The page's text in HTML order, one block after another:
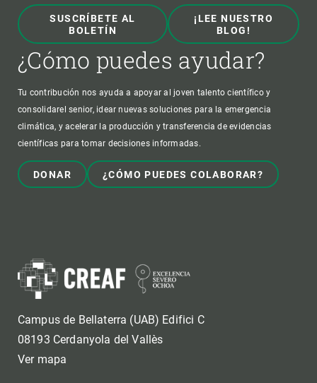
SUSCRÍBETE AL
BOLETÍN
¡LEE NUESTRO
BLOG!
¿Cómo puedes ayudar?
Tu contribución nos ayuda a apoyar al joven talento científico y
consolidarel senior, idear nuevas soluciones para la emergencia
climática, y acelerar la producción y transferencia de evidencias
científicas para tomar decisiones informadas.
DONAR ¿CÓMO PUEDES COLABORAR?
Campus de Bellaterra (UAB) Edifici C
08193 Cerdanyola del Vallès
Ver mapa